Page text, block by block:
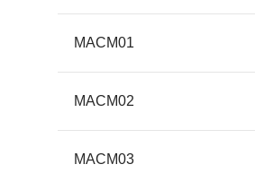
MACM01
MACM02
MACM03